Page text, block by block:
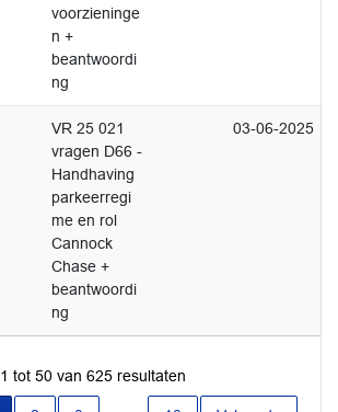
voorzieninge
n +
beantwoordi
ng
VR 25 021
vragen D66 -
Handhaving
parkeerregi
me en rol
Cannock
Chase +
beantwoordi
ng
03-06-2025
1 tot 50 van 625 resultaten